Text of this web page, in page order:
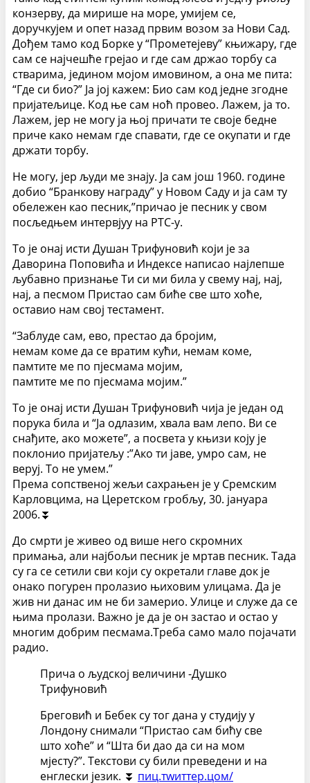
конзерву, да мирише на море, умијем се,
доручкујем и опет назад првим возом за Нови Сад.
Дођем тамо код Борке у “Прометејеву” књижару, где
сам се најчешће грејао и где сам држао торбу са
стварима, једином мојом имовином, а она ме пита:
“Где си био?” Ја јој кажем: Био сам код једне згодне
пријатељице. Код ње сам ноћ провео. Лажем, ја то.
Лажем, јер не могу ја њој причати те своје бедне
приче како немам где спавати, где се окупати и где
држати торбу.
Не могу, јер људи ме знају. Ја сам још 1960. године
добио “Бранкову награду” у Новом Саду и ја сам ту
обележен као песник,”причао је песник у свом
посљедњем интервјуу на РТС-у.
То је онај исти Душан Трифуновић који је за
Даворина Поповића и Индексе написао најлепше
љубавно признање Ти си ми била у свему нај, нај,
нај, а песмом Пристао сам биће све што хоће,
оставио нам свој тестамент.
“Заблуде сам, ево, престао да бројим,
немам коме да се вратим кући, немам коме,
памтите ме по пјесмама мојим,
памтите ме по пјесмама мојим.”
То је онај исти Душан Трифуновић чија је један од
порука била и “Ја одлазим, хвала вам лепо. Ви се
снађите, ако можете”, а посвета у књизи коју је
поклонио пријатељу :”Ако ти јаве, умро сам, не
веруј. То не умем.”
Према сопственој жељи сахрањен је у Сремским
Карловцима, на Церетском гробљу, 30. јануара
2006.⏬
До смрти је живео од више него скромних
примања, али најбољи песник је мртав песник. Тада
су га се сетили сви који су окретали главе док је
онако погурен пролазио њиховим улицама. Да је
жив ни данас им не би замерио. Улице и служе да се
њима пролази. Важно је да је он застао и остао у
многим добрим песмама.Треба само мало појачати
радио.
Прича о људској величини -Душко
Трифуновић
Бреговић и Бебек су тог дана у студију у
Лондону снимали “Пристао сам бићу све
што хоће” и “Шта би дао да си на мом
мјесту?”. Текстови су били преведени и на
енглески језик. ⏬ пиц.тwиттер.цом/